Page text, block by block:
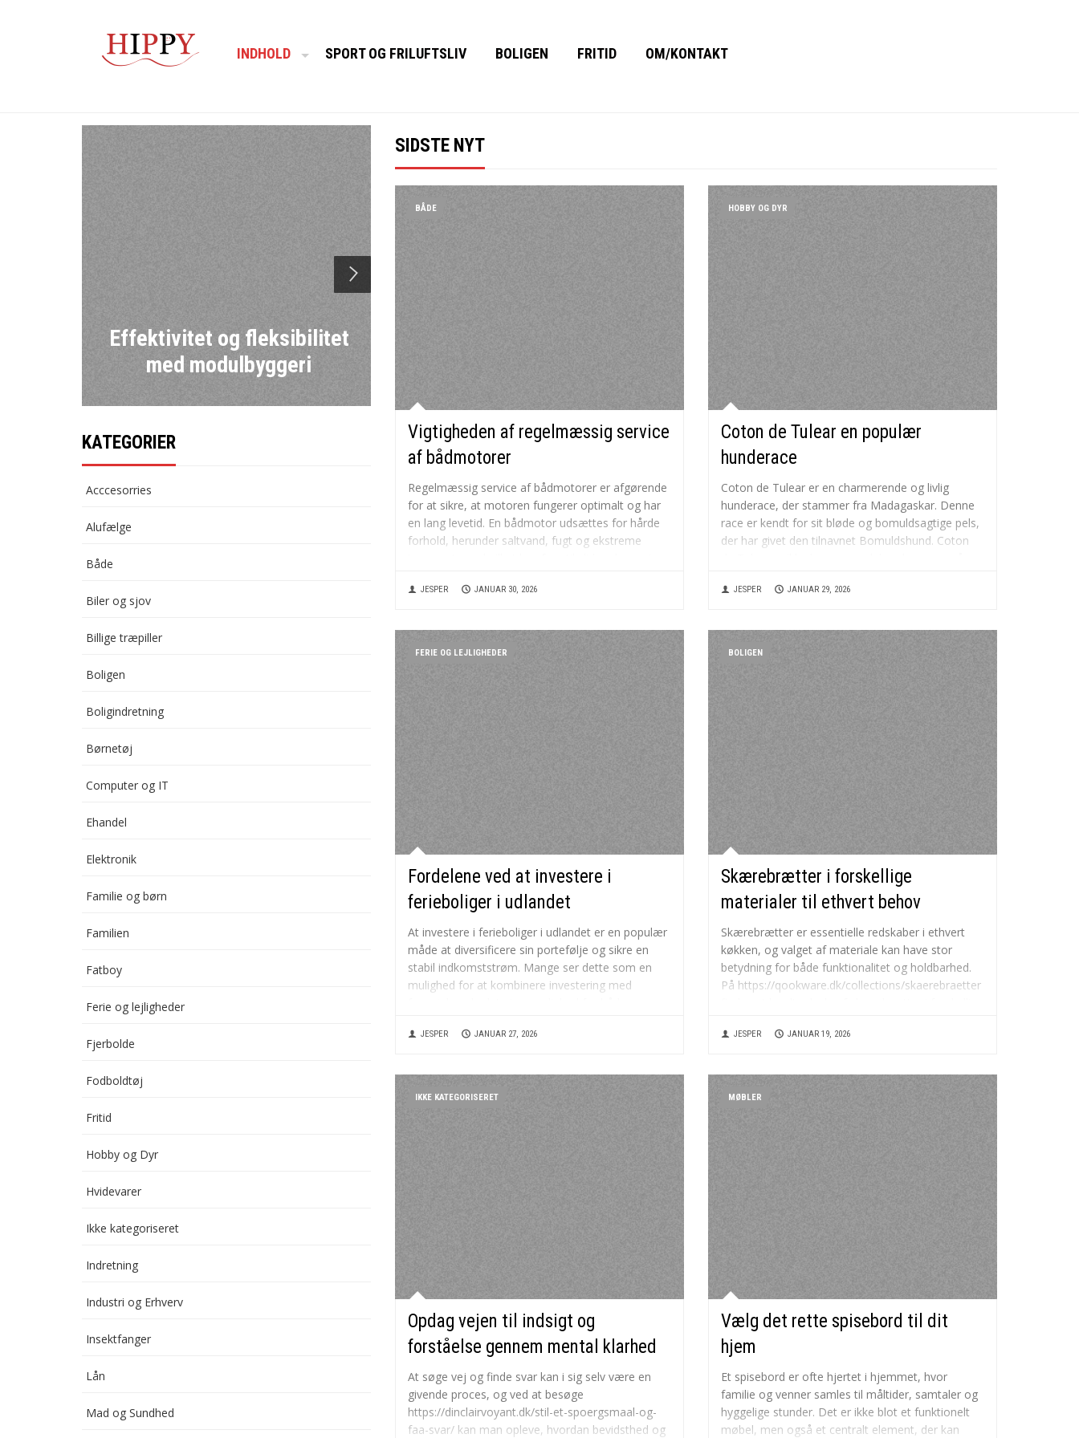
INDHOLD SPORT OG FRILUFTSLIV BOLIGEN FRITID OM/KONTAKT
SIDSTE NYT
BÅDE
Vigtigheden af regelmæssig service
af bådmotorer
Regelmæssig service af bådmotorer er afgørende
for at sikre, at motoren fungerer optimalt og har
en lang levetid. En bådmotor udsættes for hårde
forhold, herunder saltvand, fugt og ekstreme
producenten...
JESPER JANUAR 30, 2026
HOBBY OG DYR
Coton de Tulear en populær
hunderace
Coton de Tulear er en charmerende og livlig
hunderace, der stammer fra Madagaskar. Denne
race er kendt for sit bløde og bomuldsagtige pels,
der har givet den tilnavnet Bomuldshund. Coton
JESPER JANUAR 29, 2026
FERIE OG LEJLIGHEDER
Fordelene ved at investere i
ferieboliger i udlandet
At investere i ferieboliger i udlandet er en populær
måde at diversificere sin portefølje og sikre en
stabil indkomststrøm. Mange ser dette som en
mulighed for at kombinere investering med
8.dk/ kan ferieboliger være en god...
JESPER JANUAR 27, 2026
BOLIGEN
Skærebrætter i forskellige
materialer til ethvert behov
Skærebrætter er essentielle redskaber i ethvert
køkken, og valget af materiale kan have stor
betydning for både funktionalitet og holdbarhed.
På https://qookware.dk/collections/skaerebraetter
materiale har sine egne fordele og ulemper, som
JESPER JANUAR 19, 2026
IKKE KATEGORISERET
Opdag vejen til indsigt og
forståelse gennem mental klarhed
At søge vej og finde svar kan i sig selv være en
givende proces, og ved at besøge
https://dinclairvoyant.dk/stil-et-spoergsmaal-og-
faa-svar/ kan man opleve, hvordan bevidsthed og
MØBLER
Vælg det rette spisebord til dit
hjem
Et spisebord er ofte hjertet i hjemmet, hvor
familie og venner samles til måltider, samtaler og
hyggelige stunder. Det er ikke blot et funktionelt
møbel, men også et centralt element, der kan
Effektivitet og fleksibilitet
med modulbyggeri
KATEGORIER
Acccesorries
Alufælge
Både
Biler og sjov
Billige træpiller
Boligen
Boligindretning
Børnetøj
Computer og IT
Ehandel
Elektronik
Familie og børn
Familien
Fatboy
Ferie og lejligheder
Fjerbolde
Fodboldtøj
Fritid
Hobby og Dyr
Hvidevarer
Ikke kategoriseret
Indretning
Industri og Erhverv
Insektfanger
Lån
Mad og Sundhed